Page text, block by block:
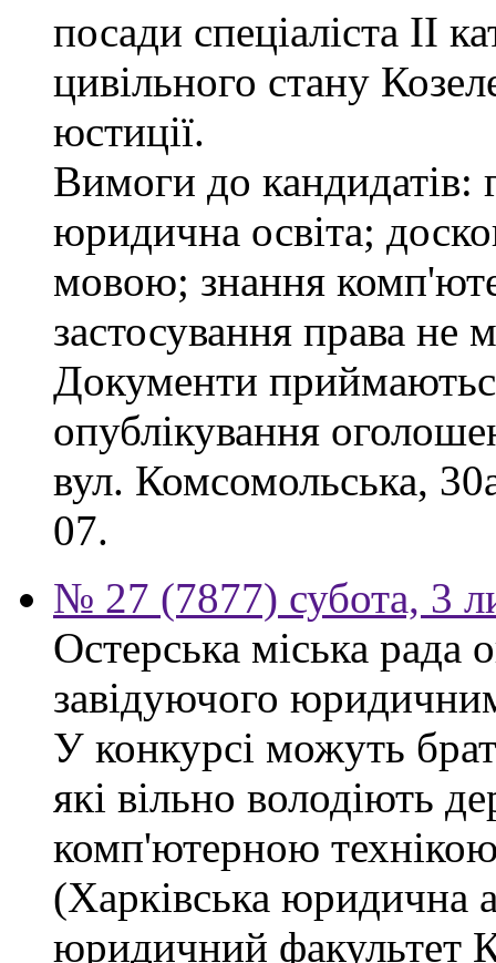
посади спеціаліста ІІ
цивільного стану
юстиції.
Вимоги до кандидатів:
юридична освіта;
мовою; знання
застосування права не
Документи
опублікування
вул. Комсомольська,
07.
№ 27 (7877) субота, 3
Остерська міська рада
завідуючого
У конкурсі можуть
які вільно володіють
комп'ютерною
(Харківська юридична
юридичний факультет